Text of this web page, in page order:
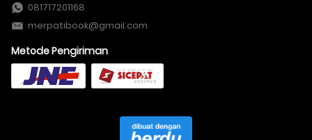
081717201168
merpatibook@gmail.com
Metode Pengiriman